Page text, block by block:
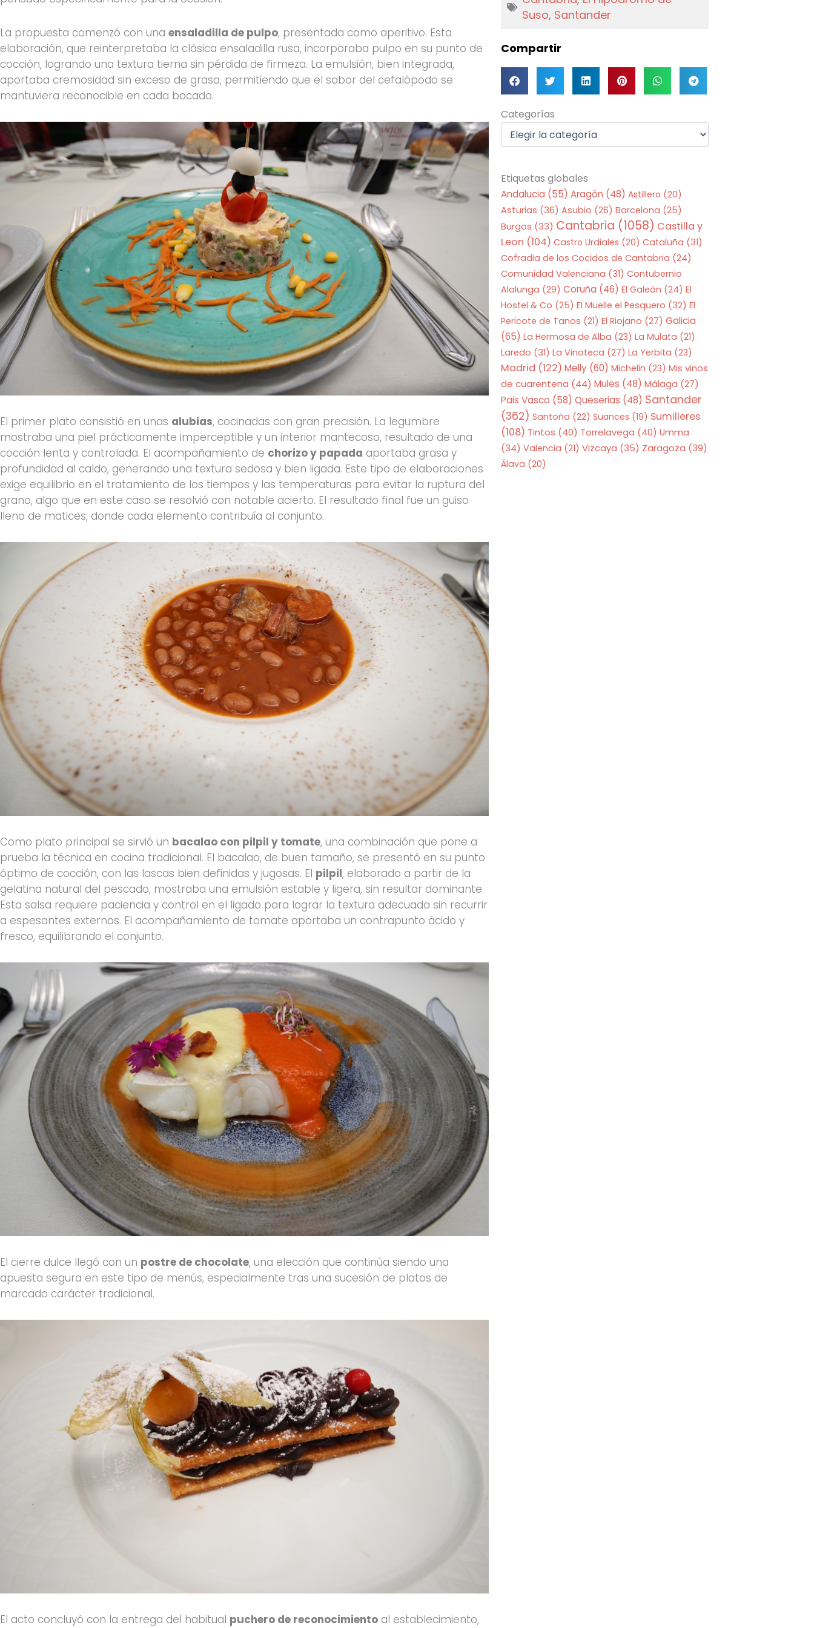
La propuesta comenzó con una ensaladilla de pulpo, presentada como aperitivo. Esta
elaboración, que reinterpretaba la clásica ensaladilla rusa, incorporaba pulpo en su punto de
cocción, logrando una textura tierna sin pérdida de firmeza. La emulsión, bien integrada,
aportaba cremosidad sin exceso de grasa, permitiendo que el sabor del cefalópodo se
mantuviera reconocible en cada bocado.
El primer plato consistió en unas alubias, cocinadas con gran precisión. La legumbre
mostraba una piel prácticamente imperceptible y un interior mantecoso, resultado de una
cocción lenta y controlada. El acompañamiento de chorizo y papada aportaba grasa y
profundidad al caldo, generando una textura sedosa y bien ligada. Este tipo de elaboraciones
exige equilibrio en el tratamiento de los tiempos y las temperaturas para evitar la ruptura del
grano, algo que en este caso se resolvió con notable acierto. El resultado final fue un guiso
lleno de matices, donde cada elemento contribuía al conjunto.
Como plato principal se sirvió un bacalao con pilpil y tomate, una combinación que pone a
prueba la técnica en cocina tradicional. El bacalao, de buen tamaño, se presentó en su punto
óptimo de cocción, con las lascas bien definidas y jugosas. El pilpil, elaborado a partir de la
gelatina natural del pescado, mostraba una emulsión estable y ligera, sin resultar dominante.
Esta salsa requiere paciencia y control en el ligado para lograr la textura adecuada sin recurrir
a espesantes externos. El acompañamiento de tomate aportaba un contrapunto ácido y
fresco, equilibrando el conjunto.
El cierre dulce llegó con un postre de chocolate, una elección que continúa siendo una
apuesta segura en este tipo de menús, especialmente tras una sucesión de platos de
marcado carácter tradicional.
El acto concluyó con la entrega del habitual puchero de reconocimiento al establecimiento,
Suso, Santander
Compartir
Categorías
Categorías
Etiquetas globales
Andalucia (55) Aragón (48) Astillero (20)
Asturias (36) Asubio (26) Barcelona (25)
Burgos (33) Cantabria (1058) Castilla y
Leon (104) Castro Urdiales (20) Cataluña (31)
Cofradia de los Cocidos de Cantabria (24)
Comunidad Valenciana (31) Contubernio
Alalunga (29) Coruña (46) El Galeón (24) El
Hostel & Co (25) El Muelle el Pesquero (32) El
Pericote de Tanos (21) El Riojano (27) Galicia
(65) La Hermosa de Alba (23) La Mulata (21)
Laredo (31) La Vinoteca (27) La Yerbita (23)
Madrid (122) Melly (60) Michelin (23) Mis vinos
de cuarentena (44) Mules (48) Málaga (27)
Pais Vasco (58) Queserias (48) Santander
(362) Santoña (22) Suances (19) Sumilleres
(108) Tintos (40) Torrelavega (40) Umma
(34) Valencia (21) Vizcaya (35) Zaragoza (39)
Álava (20)